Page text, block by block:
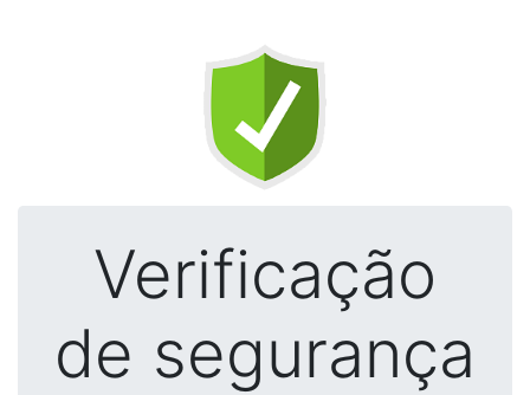
Verificação
de segurança